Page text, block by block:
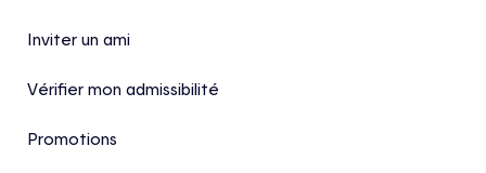
Inviter un ami
Vérifier mon admissibilité
Promotions